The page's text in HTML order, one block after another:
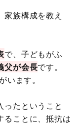
家族構成を教え
で、子どもがふ
父が会長です。
ます。
ったということ
ることに、抵抗は